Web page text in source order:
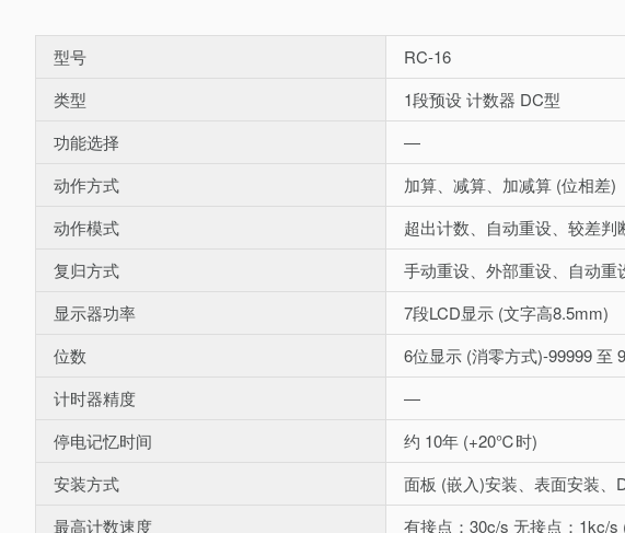
型号
RC-16
类型
1段预设 计数器 DC型
功能选择
―
动作方式
加算、减算、加减算 (位相差)
动作模式
超出计数、自动重设、较差判
复归方式
手动重设、外部重设、自动重
显示器功率
7段LCD显示 (文字高8.5mm)
位数
6位显示 (消零方式)-99999 至
计时器精度
―
停电记忆时间
约 10年 (+20℃时)
安装方式
面板 (嵌入)安装、表面安装、
最高计数速度
有接点：30c/s 无接点：1kc/s